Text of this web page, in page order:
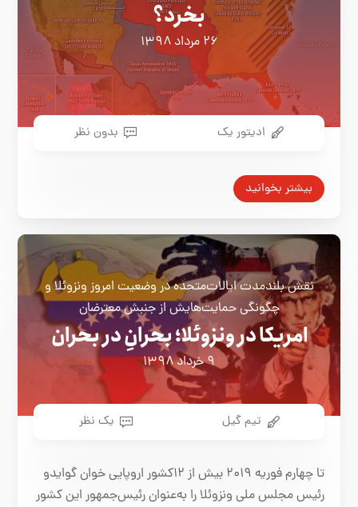
بخرد؟
۲۶ مرداد ۱۳۹۸
ادیتور یک بدون نظر
بیشتر بخوانید
نقش بلندمدت ایالات‌متحده در وضعیت امروز ونزوئلا و
چگونگی حمایت‌هایش از جنبش معترضان
امریکا در ونزوئلا؛ بحرانِ در بحران
۹ خرداد ۱۳۹۸
تیم گیل یک نظر
تا چهارم فوریه ۲۰۱۹ بیش از ۱۲کشور اروپایی خوان گوایدو
رئیس مجلس ملی ونزوئلا را به‌عنوان رئیس‌جمهور این کشور